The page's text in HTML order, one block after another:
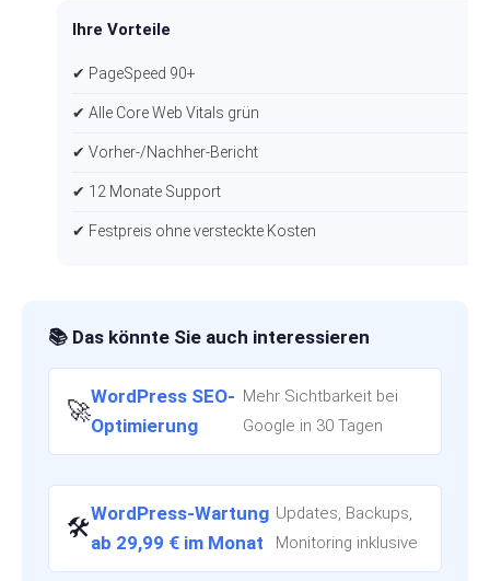
Ihre Vorteile
✔ PageSpeed 90+
✔ Alle Core Web Vitals grün
✔ Vorher-/Nachher-Bericht
✔ 12 Monate Support
✔ Festpreis ohne versteckte Kosten
📚 Das könnte Sie auch interessieren
🚀
WordPress SEO-
Optimierung
Mehr Sichtbarkeit bei
Google in 30 Tagen
🛠️
WordPress-Wartung
ab 29,99 € im Monat
Updates, Backups,
Monitoring inklusive